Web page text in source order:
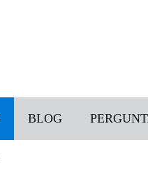
BLOG